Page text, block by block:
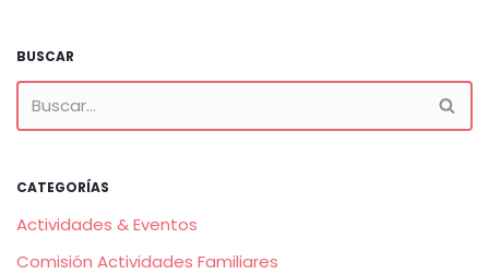
BUSCAR
CATEGORÍAS
Actividades & Eventos
Comisión Actividades Familiares